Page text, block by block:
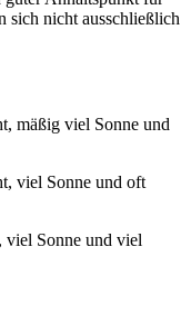
sich nicht ausschließlich
mäßig viel Sonne und
viel Sonne und oft
viel Sonne und viel